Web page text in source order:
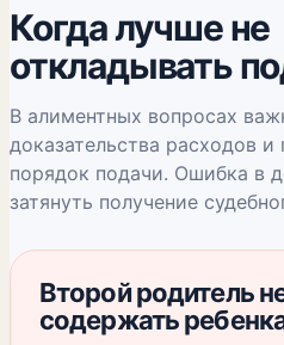
Когда лучше не
откладывать
В алиментных вопросах
доказательства расходов
порядок подачи. Ошибка в
затянуть получение
Второй родитель
содержать